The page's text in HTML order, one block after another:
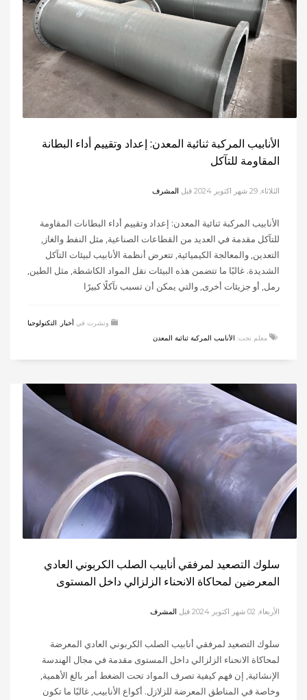
الأنابيب المركبة ثنائية المعدن: إعداد وتقييم أداء البطانة
المقاومة للتآكل
الثلاثاء, 29 شهر اكتوبر 2024 قبل المشرف
الأنابيب المركبة ثنائية المعدن: إعداد وتقييم أداء البطانات المقاومة
للتآكل مقدمة في العديد من القطاعات الصناعية, مثل النفط والغاز,
التعدين, والمعالجة الكيميائية, تتعرض أنظمة الأنابيب لبيئات التآكل
الشديدة. غالبًا ما تتضمن هذه البيئات نقل المواد الكاشطة, مثل الطين,
رمل, أو جزيئات أخرى, والتي يمكن أن تسبب تآكلًا كبيرًا
ونشرت في أخبار , التكنولوجيا
معلم تحت: الأنابيب المركبة ثنائية المعدن
سلوك التصعيد لمرفقي أنابيب الصلب الكربوني العادي
المعرضين لمحاكاة الانحناء الزلزالي داخل المستوى
الأربعاء, 02 شهر اكتوبر 2024 قبل المشرف
سلوك التصعيد لمرفقي أنابيب الصلب الكربوني العادي المعرضة
لمحاكاة الانحناء الزلزالي داخل المستوى مقدمة في مجال الهندسة
الإنشائية, إن فهم كيفية تصرف المواد تحت الضغط أمر بالغ الأهمية,
وخاصة في المناطق المعرضة للزلازل. أكواع الأنابيب, غالبًا ما تكون